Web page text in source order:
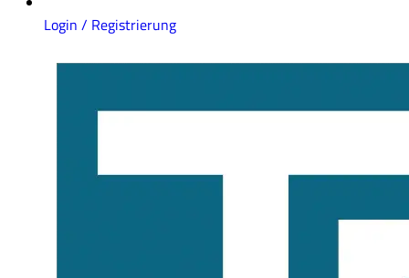
Login / Registrierung